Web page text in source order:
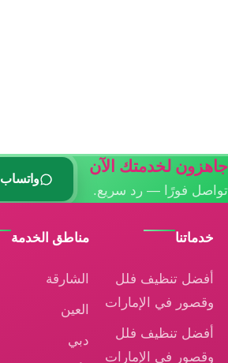
جاهزون لخدمتك الآن
تواصل فورًا — رد سريع.
واتساب
خدماتنا
أفضل تنظيف فلل
وقصور في الإمارات
أفضل تنظيف فلل
وقصور في الإمارات
مناطق الخدمة
الشارقة
العين
دبي